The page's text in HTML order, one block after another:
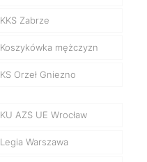
KKS Zabrze
Koszykówka mężczyzn
KS Orzeł Gniezno
KU AZS UE Wrocław
Legia Warszawa